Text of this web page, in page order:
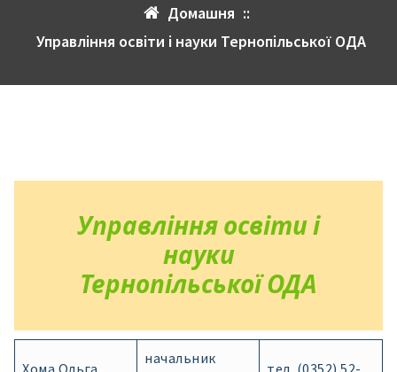
Домашня ::
Управління освіти і науки Тернопільської ОДА
Управління освіти і
науки
Тернопільської ОДА
Хома Ольга
начальник
тел. (0352) 52-